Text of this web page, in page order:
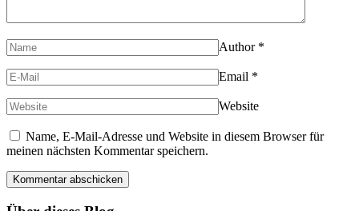
Author *
Email *
Website
Name, E-Mail-Adresse und Website in diesem Browser für
meinen nächsten Kommentar speichern.